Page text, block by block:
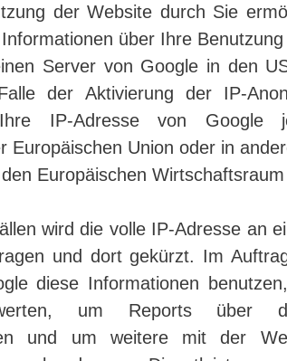
der Website durch Sie
über Ihre
Server von Google in den
der Aktivierung der IP-
IP-Adresse von Google
Europäischen Union oder in
Europäischen
wird die volle IP-Adresse an
und dort gekürzt. Im
diese Informationen
um Reports über
und um weitere mit der